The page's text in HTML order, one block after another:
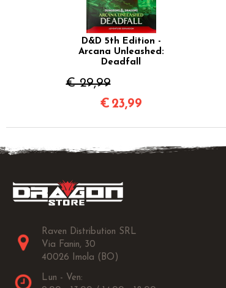
D&D 5th Edition -
Arcana Unleashed:
Deadfall
€ 29,99
€ 23,99
Raven Distribution SRL
Via Fanin, 30
40026 Imola (BO)
Lun - Ven: